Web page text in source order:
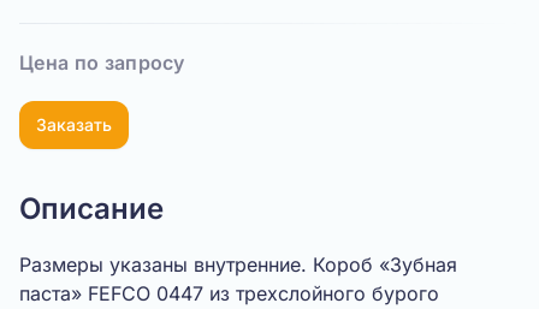
Цена по запросу
Заказать
Описание
Размеры указаны внутренние. Короб «Зубная
паста» FEFCO 0447 из трехслойного бурого